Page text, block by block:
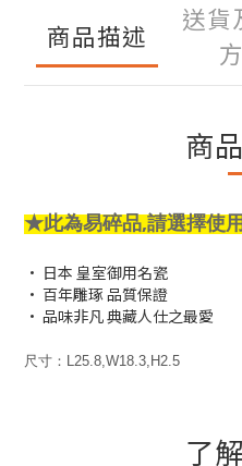
商品描述
送貨
商
★此為易碎品,請選擇使
• 日本 皇室御用名瓷
• 百年雕琢 品質保證
• 品味非凡 典藏人仕之最愛
尺寸：L25.8,W18.3,H2.5
了